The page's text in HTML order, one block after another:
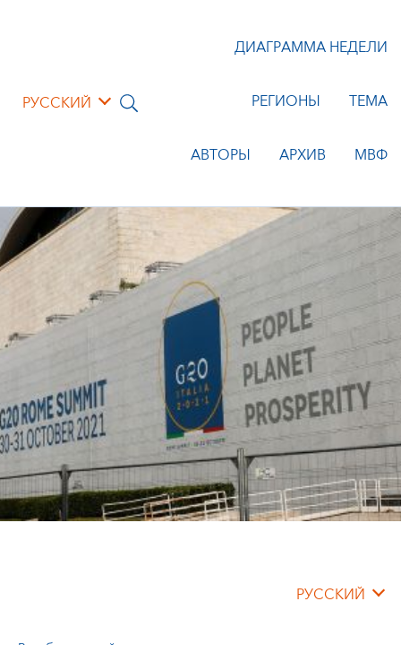
РУССКИЙ
ДИАГРАММА НЕДЕЛИ
РЕГИОНЫ ТЕМА
АВТОРЫ АРХИВ МВФ
РУССКИЙ